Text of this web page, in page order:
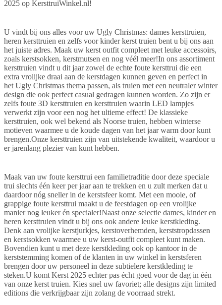
2025 op KersttruiWinkel.nl!
U vindt bij ons alles voor uw Ugly Christmas: dames kersttruien,
heren kersttruien en zelfs voor kinder kerst truien bent u bij ons aan
het juiste adres. Maak uw kerst outfit compleet met leuke accessoirs,
zoals kerstsokken, kerstmutsen en nog véél meer!In ons assortiment
kersttruien vindt u dit jaar zowel de echte foute kersttrui die een
extra vrolijke draai aan de kerstdagen kunnen geven en perfect in
het Ugly Christmas thema passen, als truien met een neutraler winter
design die ook perfect casual gedragen kunnen worden. Zo zijn er
zelfs foute 3D kersttruien en kersttruien waarin LED lampjes
verwerkt zijn voor een nog het ultieme effect! De klassieke
kersttruien, ook wel bekend als Noorse truien, hebben winterse
motieven waarmee u de koude dagen van het jaar warm door kunt
brengen.Onze kersttruien zijn van uitstekende kwaliteit, waardoor u
er jarenlang plezier van kunt hebben.
Maak van uw foute kersttrui een familietraditie door deze speciale
trui slechts één keer per jaar aan te trekken en u zult merken dat u
daardoor nóg sneller in de kerstsfeer komt. Met een mooie, of
grappige foute kersttrui maakt u de feestdagen op een vrolijke
manier nog leuker én specialer!Naast onze selectie dames, kinder en
heren kersttruien vindt u bij ons ook andere leuke kerstkleding.
Denk aan vrolijke kerstjurkjes, kerstoverhemden, kerststropdassen
en kerstsokken waarmee u uw kerst-outfit compleet kunt maken.
Bovendien kunt u met deze kerstkleding ook op kantoor in de
kerststemming komen of de klanten in uw winkel in kerstsferen
brengen door uw personeel in deze subtielere kerstkleding te
steken.U komt Kerst 2025 echter pas écht goed voor de dag in één
van onze kerst truien. Kies snel uw favoriet; alle designs zijn limited
editions die verkrijgbaar zijn zolang de voorraad strekt.